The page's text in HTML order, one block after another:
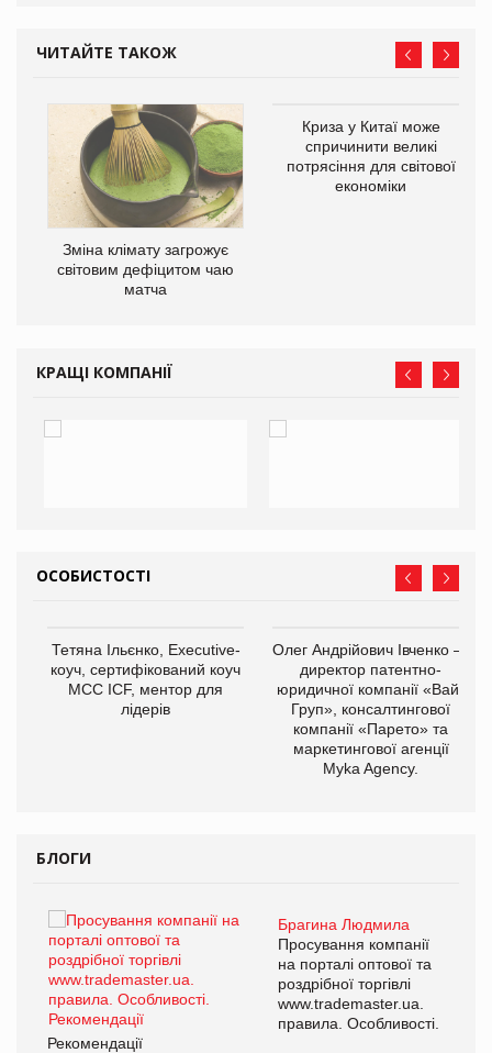
ЧИТАЙТЕ ТАКОЖ
Зміна клімату загрожує
світовим дефіцитом чаю
матча
Криза у Китаї може
спричинити великі
потрясіння для світової
економіки
КРАЩІ КОМПАНІЇ
ОСОБИСТОСТІ
Тетяна Ільєнко, Executive-
коуч, сертифікований коуч
МСС ICF, ментор для
лідерів
Олег Андрійович Івченко —
директор патентно-
юридичної компанії «Вайз
Груп», консалтингової
компанії «Парето» та
маркетингової агенції
Myka Agency.
БЛОГИ
Брагина Людмила
Просування компанії
на порталі оптової та
роздрібної торгівлі
www.trademaster.ua.
правила. Особливості.
Рекомендації